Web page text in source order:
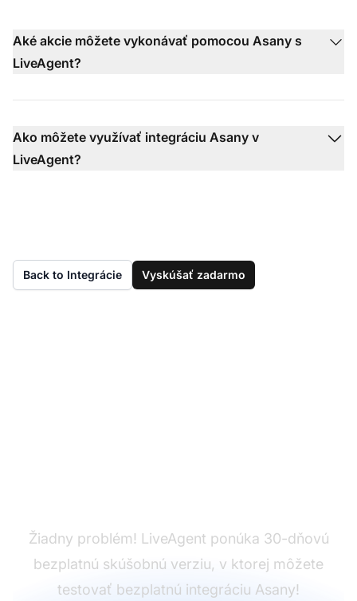
Aké akcie môžete vykonávať pomocou Asany s
LiveAgent?
Ako môžete využívať integráciu Asany v
LiveAgent?
Back to Integrácie Vyskúšať zadarmo
Žiadny problém! LiveAgent ponúka 30-dňovú
bezplatnú skúšobnú verziu, v ktorej môžete
testovať bezplatnú integráciu Asany!